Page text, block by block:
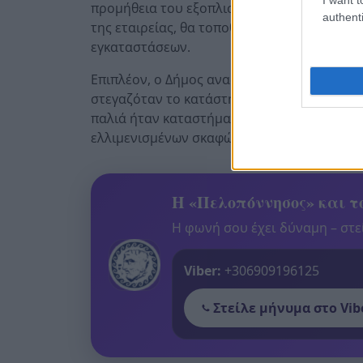
προμήθεια του εξοπλισμού, ενώ οι νέες
της εταιρείας, θα τοποθετηθούν έως τα
εγκαταστάσεων.
Επιπλέον, ο Δήμος αναζητά
στεγαζόταν το κατάστημα «Λάγιος», για
παλιά ήταν καταστήματα εστίασης,
ελλιμενισμένων σκαφών.
Η «Πελοπόννησος» και
Η φωνή σου έχει δύναμη –
Viber: +306909196125
Στείλε μήνυμα στο